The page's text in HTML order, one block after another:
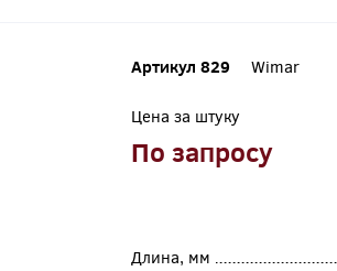
Артикул 829 Wimar
Цена за штуку
По запросу
Длина, мм